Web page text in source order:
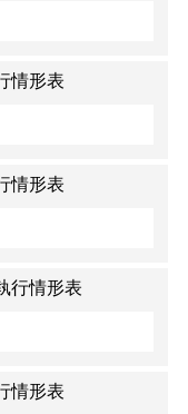
情形表
情形表
行情形表
情形表